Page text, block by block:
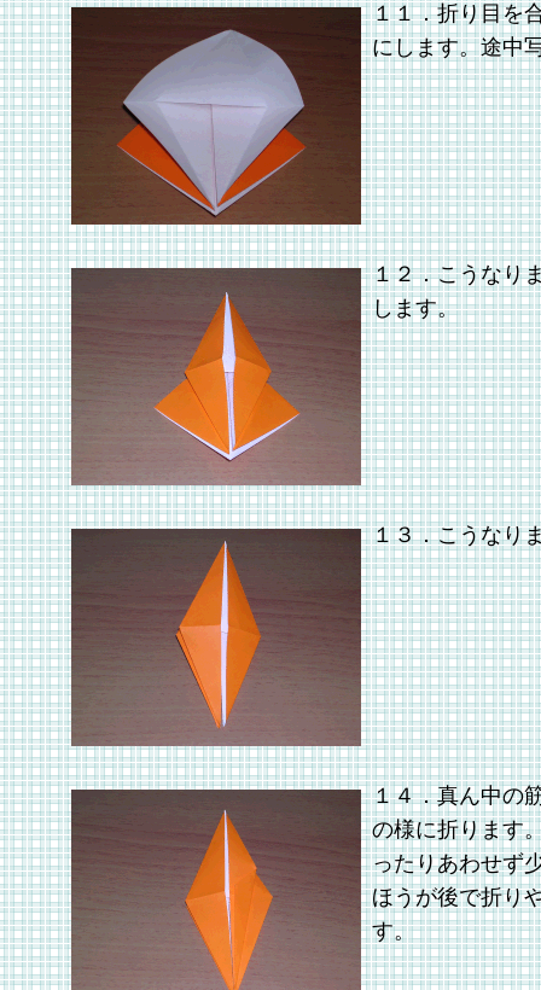
１１．折り目を
にします。途中
１２．こうなり
します。
１３．こうなり
１４．真ん中の
の様に折ります
ったりあわせず
ほうが後で折り
す。